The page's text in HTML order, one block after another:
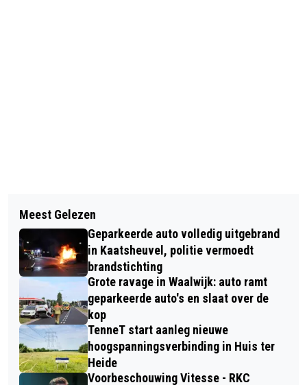
GROTE INZET BRANDWEER BIJ BRAND
IN PAPIEROPSLAG AAN RECHTVAART
IN KAATSHEUVEL
FEESTELIJKE OPENING VAN NIEUWE
SPEELTUIN HOGEVAERT IN
KAATSHEUVEL OP WOENSDAG 8 JULI
Meest Gelezen
Geparkeerde auto volledig uitgebrand
in Kaatsheuvel, politie vermoedt
brandstichting
Grote ravage in Waalwijk: auto ramt
geparkeerde auto's en slaat over de
kop
TenneT start aanleg nieuwe
hoogspanningsverbinding in Huis ter
Heide
Voorbeschouwing Vitesse - RKC